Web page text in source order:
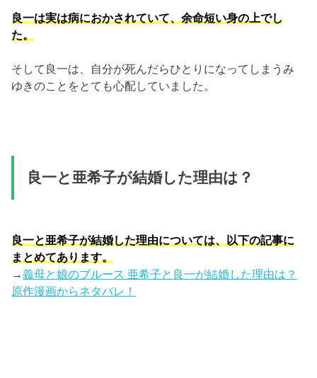
良一は実は病におかされていて、余命短い身の上でし
た。
そして良一は、自分が死んだらひとりになってしまうみ
ゆきのことをとても心配していました。
良一と亜希子が結婚した理由は？
良一と亜希子が結婚した理由については、以下の記事に
まとめてあります。
→義母と娘のブルース 亜希子と良一が結婚した理由は？
原作漫画からネタバレ！